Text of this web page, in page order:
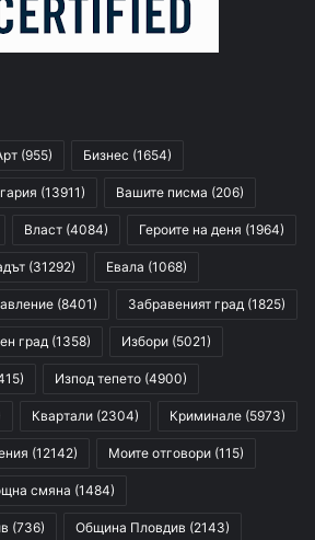
(955) Бизнес (1654)
(13911) Вашите писма (206)
Власт (4084) Героите на деня (1964)
(31292) Евала (1068)
(8401) Забравеният град (1825)
град (1358) Избори (5021)
Изпод тепето (4900)
Квартали (2304) Криминале (5973)
(12142) Моите отговори (115)
смяна (1484)
(736) Община Пловдив (2143)